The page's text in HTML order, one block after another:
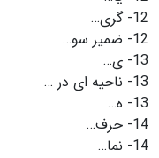
12- گری…
12- ضمیر سو…
13- ی…
13- ناحیه ای در …
13- ه…
14- حرف…
14- نما…